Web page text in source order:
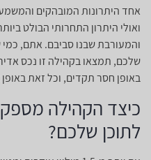
אחד היתרונות המובהקים
ואולי היתרון התחרותי הבולט
והמעורבת שבנו סביבם. אתם,
שלכם, תמצאו בקהילה זו נכס
באופן חסר תקדים, וכל זאת באופן
כיצד הקהילה
לתוכן שלכם?